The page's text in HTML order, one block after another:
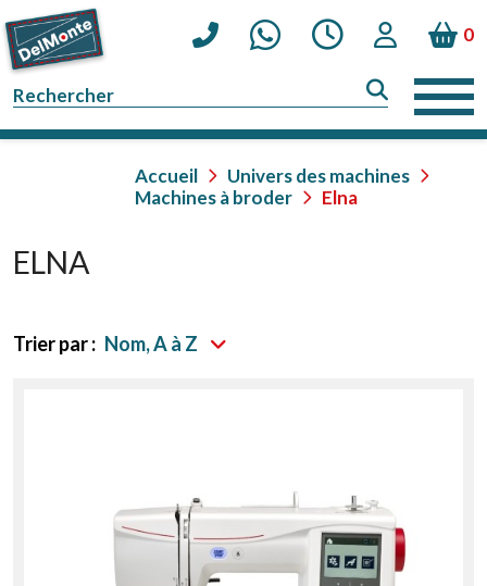
0
Accueil
Univers des machines
Machines à broder
Elna
ELNA
Trier par : Nom, A à Z